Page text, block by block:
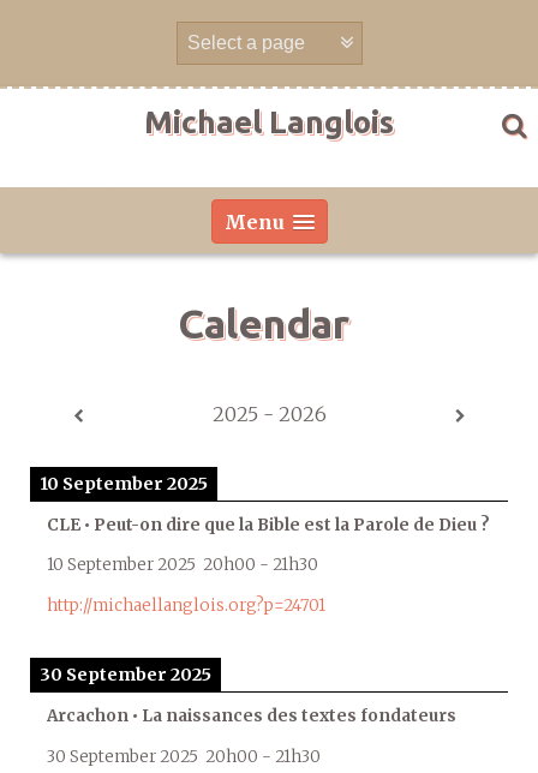
Michael Langlois
Menu
Calendar
2025 - 2026
10 September 2025
CLE • Peut-on dire que la Bible est la Parole de Dieu ?
10 September 2025 20h00 - 21h30
http://michaellanglois.org?p=24701
30 September 2025
Arcachon • La naissances des textes fondateurs
30 September 2025 20h00 - 21h30